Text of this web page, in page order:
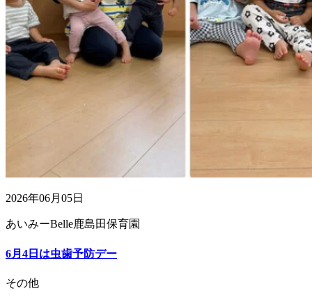
2026年06月05日
あいみーBelle鹿島田保育園
6月4日は虫歯予防デー
その他